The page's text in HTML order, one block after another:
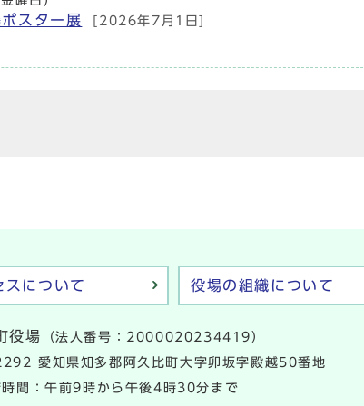
スター展
[2026年7月1日]
スについて 役場の組織について
役場
（法人番号：2000020234419）
愛知県知多郡阿久比町大字卯坂字殿越50番地
時間：午前9時から午後4時30分まで